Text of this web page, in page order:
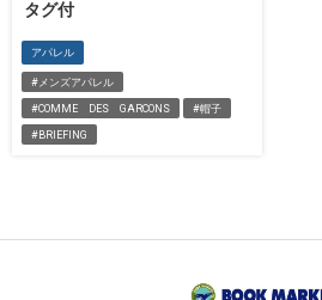
タグ付
アパレル
#メンズアパレル
#COMME DES GARCONS #帽子
#BRIEFING